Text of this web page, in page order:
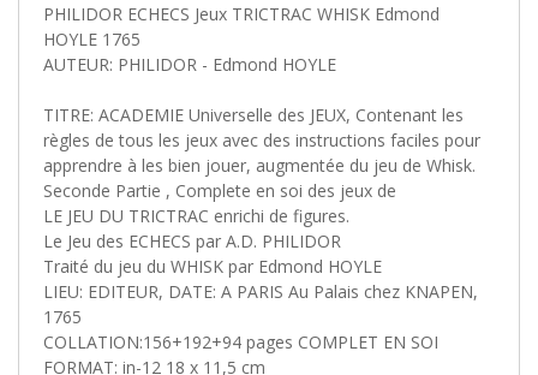
PHILIDOR ECHECS Jeux TRICTRAC WHISK Edmond
HOYLE 1765
AUTEUR: PHILIDOR - Edmond HOYLE
TITRE: ACADEMIE Universelle des JEUX, Contenant les
règles de tous les jeux avec des instructions faciles pour
apprendre à les bien jouer, augmentée du jeu de Whisk.
Seconde Partie , Complete en soi des jeux de
LE JEU DU TRICTRAC enrichi de figures.
Le Jeu des ECHECS par A.D. PHILIDOR
Traité du jeu du WHISK par Edmond HOYLE
LIEU: EDITEUR, DATE: A PARIS Au Palais chez KNAPEN,
1765
COLLATION:156+192+94 pages COMPLET EN SOI
FORMAT: in-12 18 x 11,5 cm